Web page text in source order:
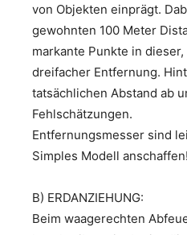
von Objekten einprägt.
gewohnten 100 Meter
markante Punkte in
dreifacher Entfernung.
tatsächlichen Abstand ab
Fehlschätzungen.
Entfernungsmesser sind
Simples Modell anschaffen!
B) ERDANZIEHUNG:
Beim waagerechten